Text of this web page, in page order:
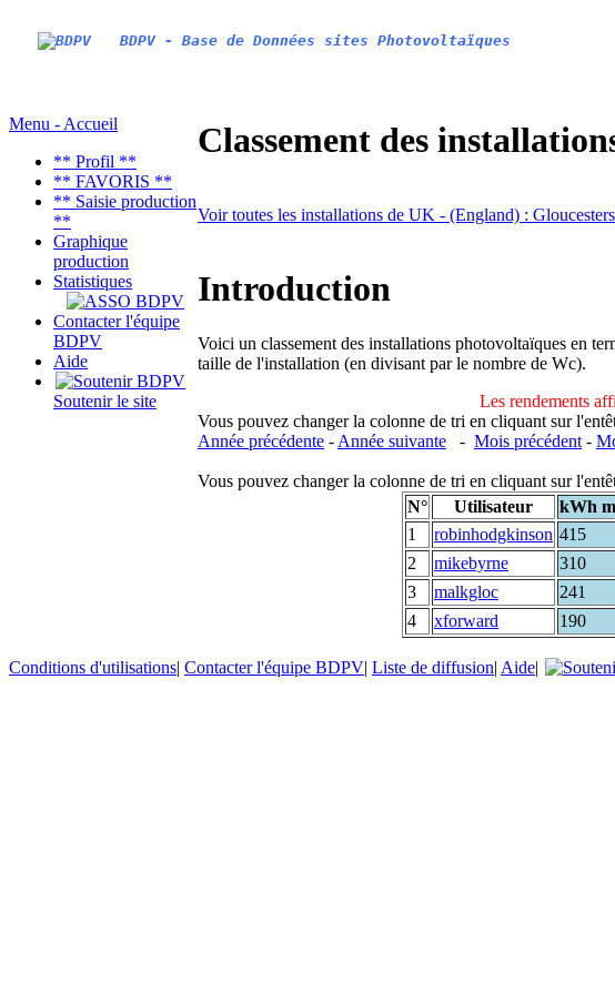
BDPV - Base de Données sites Photovoltaïques
Menu - Accueil
** Profil **
** FAVORIS **
** Saisie production
**
Graphique
production
Statistiques
Contacter l'équipe
BDPV
Aide
Soutenir le site
Classement des
Voir toutes les installations de UK - (England) :
Introduction
Voici un classement des installations photovoltaïques en
taille de l'installation (en divisant par le nombre de Wc).
Les rendements
Vous pouvez changer la colonne de tri en cliquant sur
Année précédente - Année suivante - Mois précédent -
Vous pouvez changer la colonne de tri en cliquant sur
N°
Utilisateur kWh
1
robinhodgkinson 415
2
mikebyrne 310
3
malkgloc 241
4
xforward 190
Conditions d'utilisations| Contacter l'équipe BDPV| Liste de diffusion| Aide|